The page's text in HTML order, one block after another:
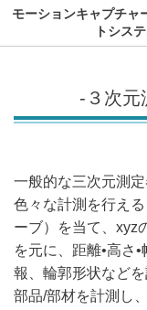
モーションキャプチャ
トシス
-３次元
一般的な三次元測
色々な計測を行え
ーブ）を当て、xyz
を元に、距離•高さ
報、輪郭形状など
部品/部材を計測し